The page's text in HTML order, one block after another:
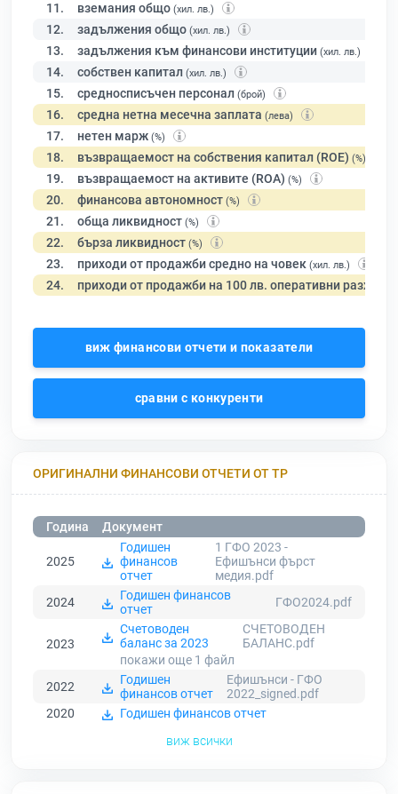
11. вземания общо (хил. лв.)
12. задължения общо (хил. лв.)
13. задължения към финансови институции (хил. лв.)
14. собствен капитал (хил. лв.)
15. средносписъчен персонал (брой)
16. средна нетна месечна заплата (лева)
17. нетен марж (%)
18. възвращаемост на собствения капитал (ROE) (%)
19. възвращаемост на активите (ROA) (%)
20. финансова автономност (%)
21. обща ликвидност (%)
22. бърза ликвидност (%)
23. приходи от продажби средно на човек (хил. лв.)
24. приходи от продажби на 100 лв. оперативни разходи
виж финансови отчети и показатели
сравни с конкуренти
ОРИГИНАЛНИ ФИНАНСОВИ ОТЧЕТИ ОТ ТР
Година Документ
2025
Годишен
финансов
отчет
1 ГФО 2023 -
Ефишънси фърст
медия.pdf
2024
Годишен финансов
отчет
ГФО2024.pdf
2023
Счетоводен
баланс за 2023
СЧЕТОВОДЕН
БАЛАНС.pdf
покажи още 1 файл
2022
Годишен
финансов отчет
Ефишънси - ГФО
2022_signed.pdf
2020
Годишен финансов отчет
виж всички